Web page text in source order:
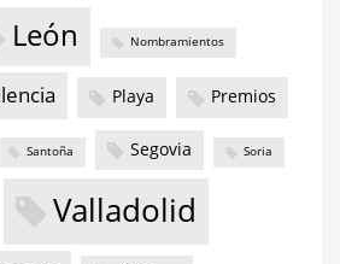
León Nombramientos
Playa Premios
Santoña Segovia Soria
Valladolid